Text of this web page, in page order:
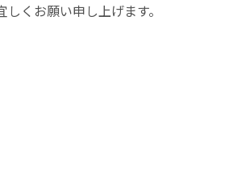
くお願い申し上げます。